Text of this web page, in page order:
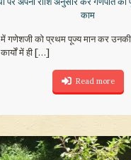
काम
में गणेशजी को प्रथम पूज्य मान कर उनकी
में ही[…]
Read more